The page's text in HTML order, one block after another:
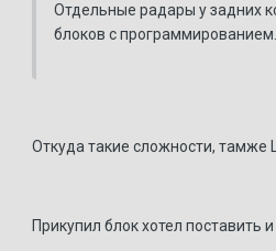
Отдельные радары у задних
блоков с
Откуда такие сложности, тамже
Прикупил блок хотел поставить